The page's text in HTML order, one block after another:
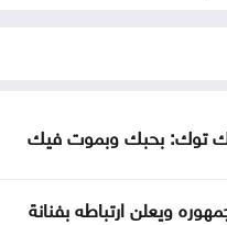
توك: بحبك وبموت فيك
ويعلن ارتباطه بفنانة